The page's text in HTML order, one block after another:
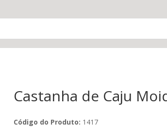
Castanha de Caju
Código do Produto: 1417